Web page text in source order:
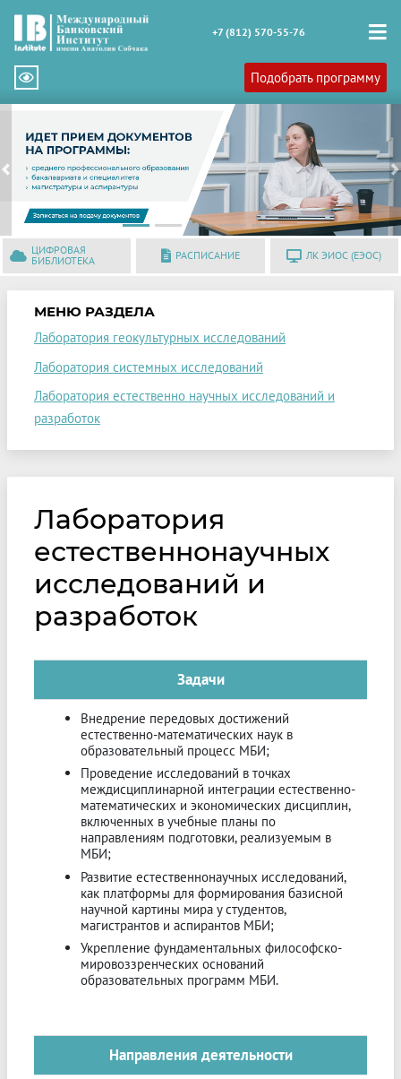
+7 (812) 570-55-76
Подобрать программу
Previous
ЦИФРОВАЯ
БИБЛИОТЕКА
РАСПИСАНИЕ ЛК ЭИОС (ЕЭОС)
МЕНЮ РАЗДЕЛА
Лаборатория геокультурных исследований
Лаборатория системных исследований
Лаборатория естественно научных исследований и
разработок
Лаборатория
естественнонаучных
исследований и
разработок
Задачи
Внедрение передовых достижений
естественно-математических наук в
образовательный процесс МБИ;
Проведение исследований в точках
междисциплинарной интеграции естественно-
математических и экономических дисциплин,
включенных в учебные планы по
направлениям подготовки, реализуемым в
МБИ;
Развитие естественнонаучных исследований,
как платформы для формирования базисной
научной картины мира у студентов,
магистрантов и аспирантов МБИ;
Укрепление фундаментальных философско-
мировоззренческих оснований
образовательных программ МБИ.
Направления деятельности